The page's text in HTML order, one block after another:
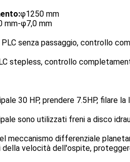
φ1250 mm
mm-φ7,0 mm
senza passaggio, controllo
stepless, controllo
30 HP, prendere 7.5HP, filare la
sono utilizzati freni a disco
meccanismo differenziale
velocità dell'ospite,